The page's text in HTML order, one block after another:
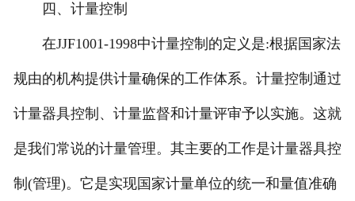
四、计量控制
在JJF1001-1998中计量控制的定义是:根据国家法
规由的机构提供计量确保的工作体系。计量控制通过
计量器具控制、计量监督和计量评审予以实施。这就
是我们常说的计量管理。其主要的工作是计量器具控
制(管理)。它是实现国家计量单位的统一和量值准确